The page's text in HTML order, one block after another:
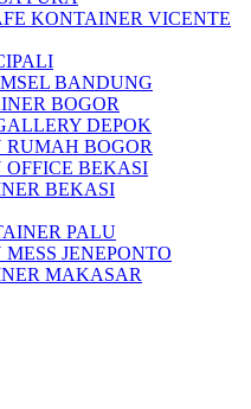
KONTAINER VICENTE
BANDUNG
BOGOR
DEPOK
BOGOR
BEKASI
BEKASI
PALU
JENEPONTO
MAKASAR